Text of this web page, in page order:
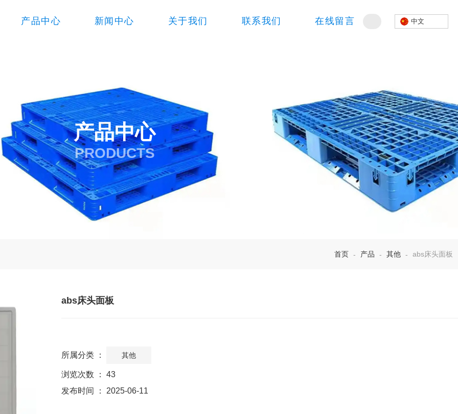
产品中心 新闻中心 关于我们 联系我们 在线留言 中文
产品中心
PRODUCTS
首页 - 产品 - 其他 - abs床头面板
abs床头面板
所属分类 ： 其他
浏览次数 ： 43
发布时间 ： 2025-06-11